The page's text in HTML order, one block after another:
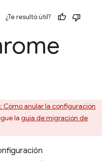
¿Te resultó útil?
Cómo anular la configuración
la guía de migración de